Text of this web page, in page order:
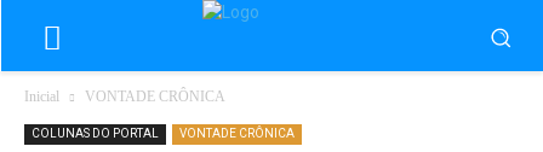
Inicial VONTADE CRÔNICA
COLUNAS DO PORTAL VONTADE CRÔNICA